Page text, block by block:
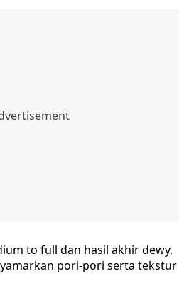
to full dan hasil akhir dewy,
pori-pori serta tekstur